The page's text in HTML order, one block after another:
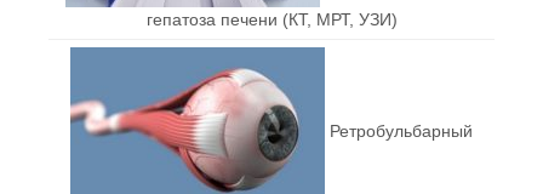
гепатоза печени (КТ, МРТ, УЗИ)
Ретробульбарный